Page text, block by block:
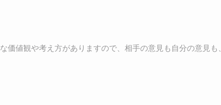
値観や考え方がありますので、相手の意見も自分の意見も、